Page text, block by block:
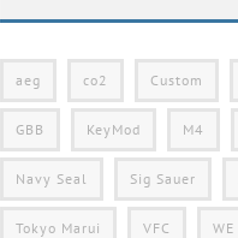
aeg co2 Custom
GBB KeyMod M4
Navy Seal Sig Sauer
Tokyo Marui VFC WE